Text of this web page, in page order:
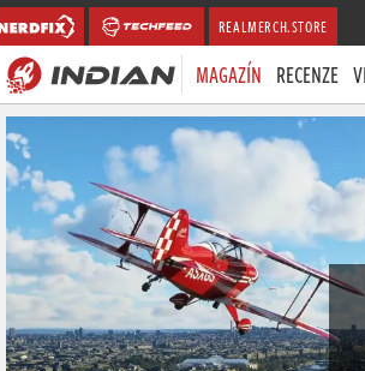
REALMERCH.STORE
MAGAZÍN RECENZE